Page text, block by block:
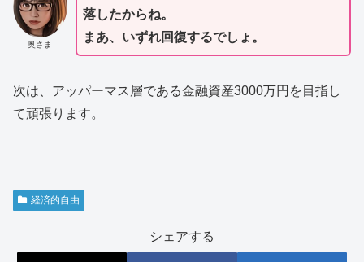
奥さま
落したからね。
まあ、いずれ回復するでしょ。
次は、アッパーマス層である金融資産3000万円を目指し
て頑張ります。
経済的自由
シェアする